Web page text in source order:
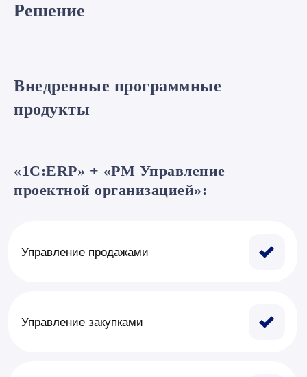
Решение
Внедренные программные
продукты
«1С:ERP» + «PM Управление
проектной организацией»:
Регламентированный учет